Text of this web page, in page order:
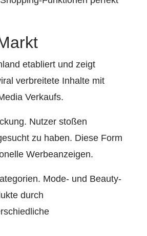
etabliert und zeigt
verbreitete Inhalte mit
Verkaufs.
Nutzer stoßen
zu haben. Diese Form
Werbeanzeigen.
Mode- und Beauty-
durch